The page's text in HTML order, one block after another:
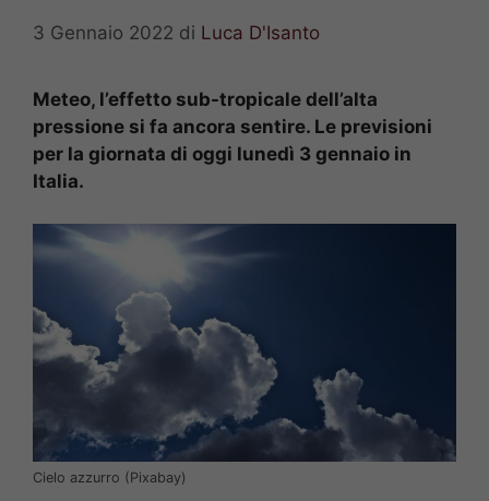
3 Gennaio 2022 di Luca D'Isanto
Meteo, l’effetto sub-tropicale dell’alta
pressione si fa ancora sentire. Le previsioni
per la giornata di oggi lunedì 3 gennaio in
Italia.
Cielo azzurro (Pixabay)